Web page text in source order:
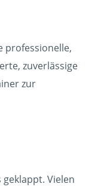
professionelle,
zuverlässige
zur
Vielen